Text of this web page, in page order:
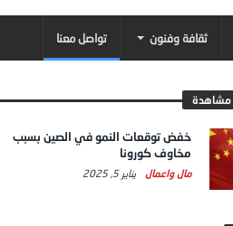
ثقافة وفنون تواصل معنا
مشاهدة
خفض توقعات النمو في الصين بسبب
مخاوف كورونا
مال واعمال يناير 5, 2025